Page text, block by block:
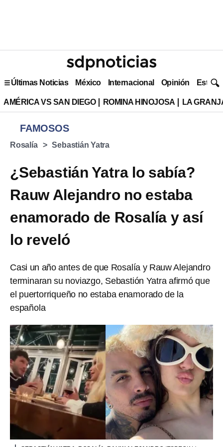
Últimas Noticias México Internacional Opinión Estilo
AMÉRICA VS SAN DIEGO ROMINA HINOJOSA LA
FAMOSOS
Rosalía Sebastián Yatra
¿Sebastián Yatra lo sabía?
Rauw Alejandro no estaba
enamorado de Rosalía y así
lo reveló
Casi un año antes de que Rosalía y Rauw Alejandro
terminaran su noviazgo, Sebastión Yatra afirmó que
el puertorriqueño no estaba enamorado de la
española